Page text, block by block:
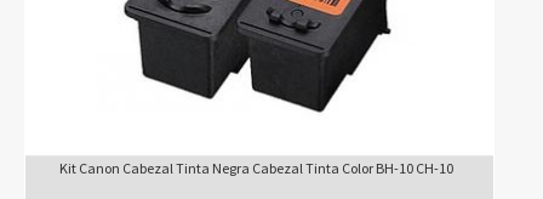
Kit Canon Cabezal Tinta Negra Cabezal Tinta Color BH-10 CH-10